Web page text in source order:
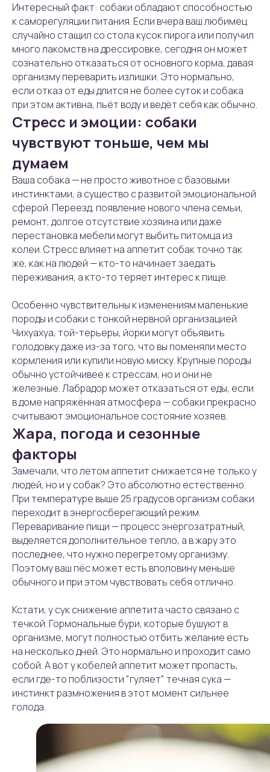
Интересный факт: собаки обладают способностью
к саморегуляции питания. Если вчера ваш любимец
случайно стащил со стола кусок пирога или получил
много лакомств на дрессировке, сегодня он может
сознательно отказаться от основного корма, давая
организму переварить излишки. Это нормально,
если отказ от еды длится не более суток и собака
при этом активна, пьёт воду и ведёт себя как обычно.
Стресс и эмоции: собаки
чувствуют тоньше, чем мы
думаем
Ваша собака — не просто животное с базовыми
инстинктами, а существо с развитой эмоциональной
сферой. Переезд, появление нового члена семьи,
ремонт, долгое отсутствие хозяина или даже
перестановка мебели могут выбить питомца из
колеи. Стресс влияет на аппетит собак точно так
же, как на людей — кто-то начинает заедать
переживания, а кто-то теряет интерес к пище.
Особенно чувствительны к изменениям маленькие
породы и собаки с тонкой нервной организацией.
Чихуахуа, той-терьеры, йорки могут объявить
голодовку даже из-за того, что вы поменяли место
кормления или купили новую миску. Крупные породы
обычно устойчивее к стрессам, но и они не
железные. Лабрадор может отказаться от еды, если
в доме напряжённая атмосфера — собаки прекрасно
считывают эмоциональное состояние хозяев.
Жара, погода и сезонные
факторы
Замечали, что летом аппетит снижается не только у
людей, но и у собак? Это абсолютно естественно.
При температуре выше 25 градусов организм собаки
переходит в энергосберегающий режим.
Переваривание пищи — процесс энергозатратный,
выделяется дополнительное тепло, а в жару это
последнее, что нужно перегретому организму.
Поэтому ваш пёс может есть вполовину меньше
обычного и при этом чувствовать себя отлично.
Кстати, у сук снижение аппетита часто связано с
течкой. Гормональные бури, которые бушуют в
организме, могут полностью отбить желание есть
на несколько дней. Это нормально и проходит само
собой. А вот у кобелей аппетит может пропасть,
если где-то поблизости "гуляет" течная сука —
инстинкт размножения в этот момент сильнее
голода.